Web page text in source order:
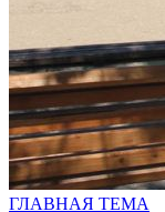
ГЛАВНАЯ ТЕМА